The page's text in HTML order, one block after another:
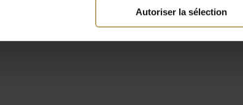
Autoriser la sélection